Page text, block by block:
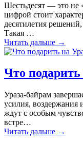
Шестьдесят — это не
цифрой стоит
десятилетия
Такая …
Читать дальше →
Что
Ураза-байрам
усилия, воздержания
ждут с особым
встре…
Читать дальше →